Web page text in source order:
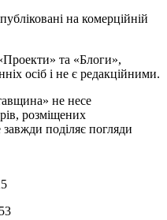
на комерційній
та «Блоги»,
осіб і не є редакційними.
не несе
розміщених
поділяє погляди